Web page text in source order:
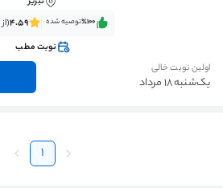
٪100‌‌‌توصیه شده 4.59(از 16 نفر)
نوبت مطب
اولین نوبت خالی
یک‌شنبه 18 مرداد
1